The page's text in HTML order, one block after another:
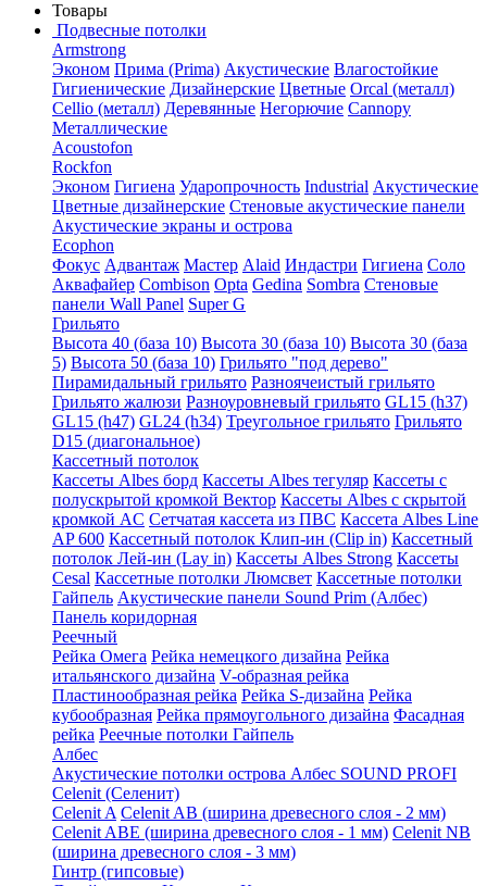
Товары
Подвесные потолки
Armstrong
Эконом Прима (Prima) Акустические Влагостойкие
Гигиенические Дизайнерские Цветные Orcal (металл)
Cellio (металл) Деревянные Негорючие Cannopy
Металлические
Acoustofon
Rockfon
Эконом Гигиена Ударопрочность Industrial Акустические
Цветные дизайнерские Стеновые акустические панели
Акустические экраны и острова
Ecophon
Фокус Адвантаж Мастер Alaid Индастри Гигиена Соло
Аквафайер Combison Opta Gedina Sombra Стеновые
панели Wall Panel Super G
Грильято
Высота 40 (база 10) Высота 30 (база 10) Высота 30 (база
5) Высота 50 (база 10) Грильято "под дерево"
Пирамидальный грильято Разноячеистый грильято
Грильято жалюзи Разноуровневый грильято GL15 (h37)
GL15 (h47) GL24 (h34) Треугольное грильято Грильято
D15 (диагональное)
Кассетный потолок
Кассеты Albes борд Кассеты Albes тегуляр Кассеты с
полускрытой кромкой Вектор Кассеты Albes с скрытой
кромкой AC Сетчатая кассета из ПВС Кассета Albes Line
AP 600 Кассетный потолок Клип-ин (Clip in) Кассетный
потолок Лей-ин (Lay in) Кассеты Albes Strong Кассеты
Cesal Кассетные потолки Люмсвет Кассетные потолки
Гайпель Акустические панели Sound Prim (Албес)
Панель коридорная
Реечный
Рейка Омега Рейка немецкого дизайна Рейка
итальянского дизайна V-образная рейка
Пластинообразная рейка Рейка S-дизайна Рейка
кубообразная Рейка прямоугольного дизайна Фасадная
рейка Реечные потолки Гайпель
Албес
Акустические потолки острова Албес SOUND PROFI
Celenit (Селенит)
Celenit A Celenit AB (ширина древесного слоя - 2 мм)
Celenit ABE (ширина древесного слоя - 1 мм) Celenit NB
(ширина древесного слоя - 3 мм)
Гинтр (гипсовые)